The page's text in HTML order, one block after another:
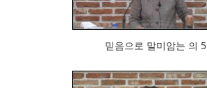
믿음으로 말미암는 의 5